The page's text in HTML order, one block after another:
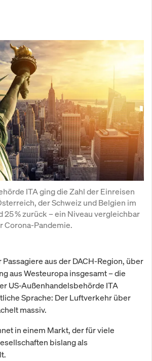
ITA ging die Zahl der Einreisen
der Schweiz und Belgien im
25 % zurück – ein Niveau vergleichbar
Corona-Pandemie.
aus der DACH-Region, über
aus Westeuropa insgesamt – die
US-Außenhandelsbehörde ITA
Sprache: Der Luftverkehr über
massiv.
in einem Markt, der für viele
bislang als